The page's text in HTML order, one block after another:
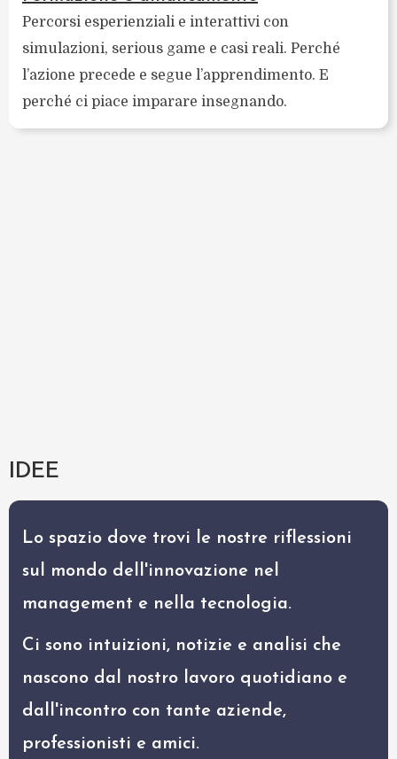
Percorsi esperienziali e interattivi con
simulazioni, serious game e casi reali. Perché
l’azione precede e segue l’apprendimento. E
perché ci piace imparare insegnando.
IDEE
Lo spazio dove trovi le nostre riflessioni
sul mondo dell'innovazione nel
management e nella tecnologia.
Ci sono intuizioni, notizie e analisi che
nascono dal nostro lavoro quotidiano e
dall'incontro con tante aziende,
professionisti e amici.